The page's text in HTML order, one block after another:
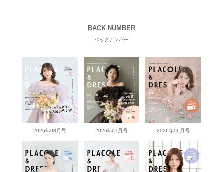
BACK NUMBER
バックナンバー
2026年08月号 2026年07月号 2026年06月号